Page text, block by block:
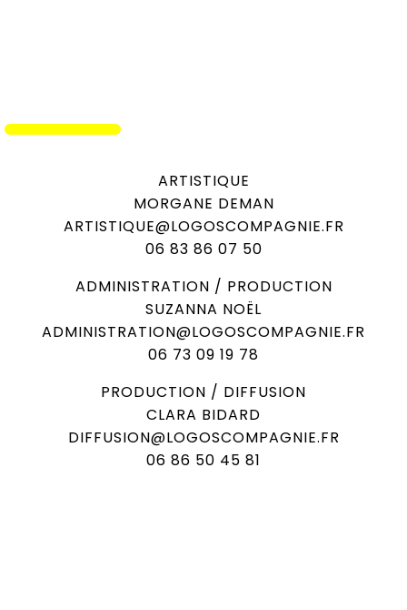
ARTISTIQUE
MORGANE DEMAN
ARTISTIQUE@LOGOSCOMPAGNIE.FR
06 83 86 07 50
ADMINISTRATION / PRODUCTION
SUZANNA NOËL
ADMINISTRATION@LOGOSCOMPAGNIE.FR
06 73 09 19 78
PRODUCTION / DIFFUSION
CLARA BIDARD
DIFFUSION@LOGOSCOMPAGNIE.FR
06 86 50 45 81